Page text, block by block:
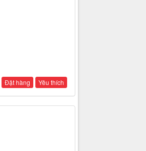
Đặt hàng Yêu thích